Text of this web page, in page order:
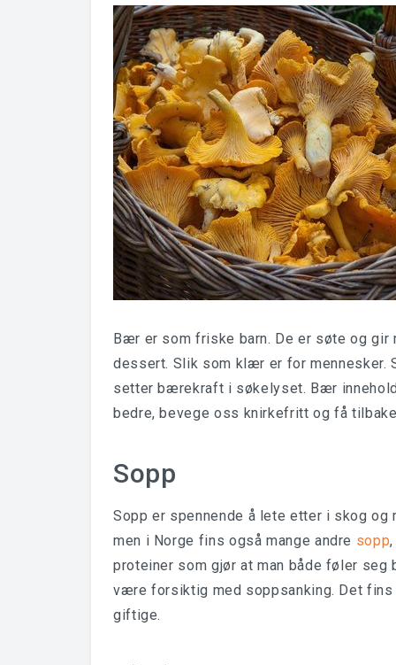
Bær er som friske barn. De er søte og
dessert. Slik som klær er for mennesker.
setter bærekraft i søkelyset. Bær
bedre, bevege oss knirkefritt og få
Sopp
Sopp er spennende å lete etter i skog og
men i Norge fins også mange andre sopp
proteiner som gjør at man både føler seg
være forsiktig med soppsanking. Det
giftige.